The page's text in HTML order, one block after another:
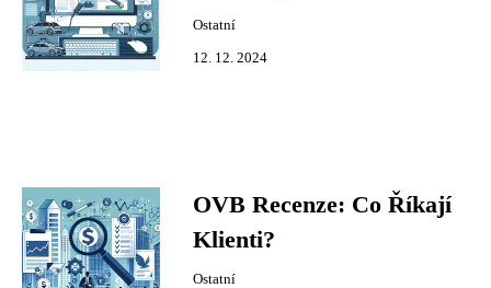
Ostatní
12. 12. 2024
OVB Recenze: Co Říkají
Klienti?
Ostatní